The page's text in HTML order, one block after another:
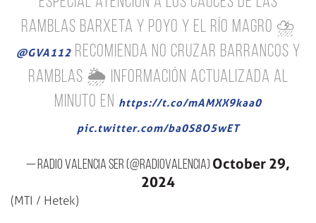
ramblas Barxeta y Poyo y el río Magro ⛈️
@GVA112recomienda no cruzar barrancos y
ramblas 🌦️ Información actualizada al
minuto en https://t.co/mAMXX9kaa0
pic.twitter.com/ba0S8O5wET
— Radio Valencia SER (@radiovalencia) October 29,
2024
(MTI / Hetek)